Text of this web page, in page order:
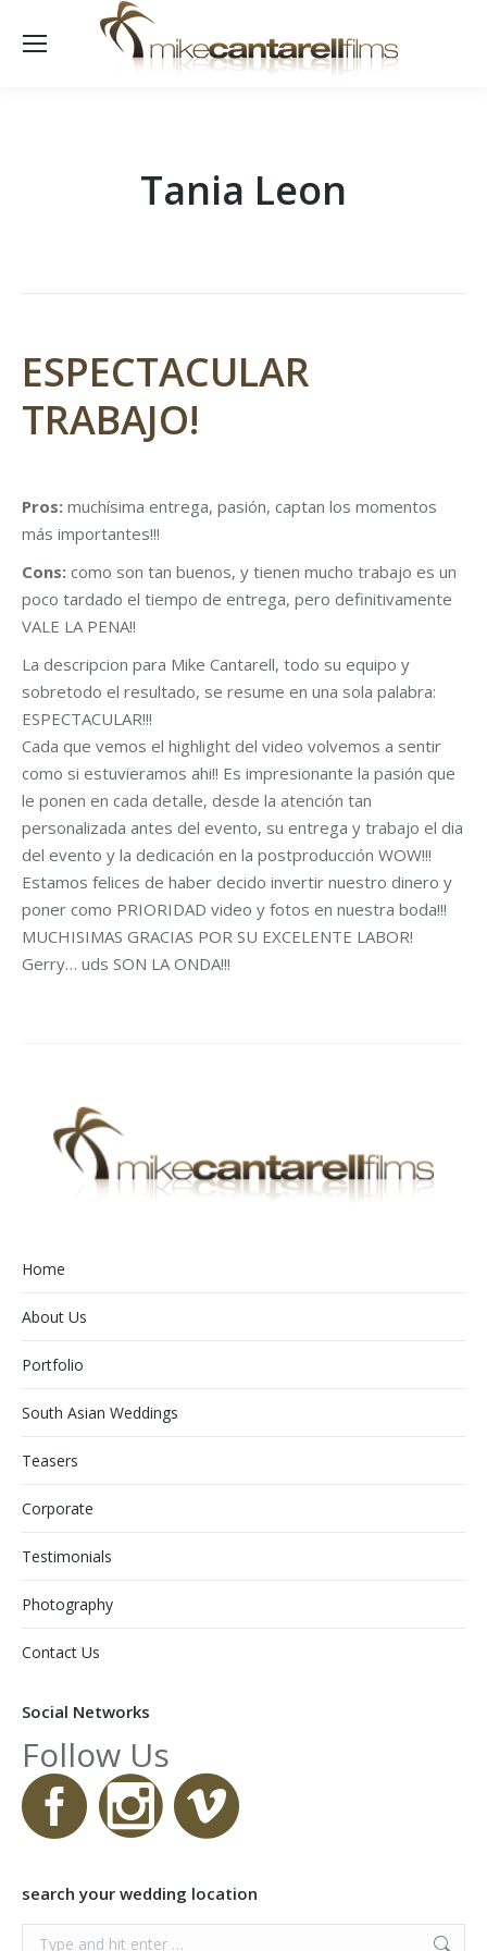
Tania Leon
ESPECTACULAR
TRABAJO!
Pros: muchísima entrega, pasión, captan los momentos
más importantes!!!
Cons: como son tan buenos, y tienen mucho trabajo es un
poco tardado el tiempo de entrega, pero definitivamente
VALE LA PENA!!
La descripcion para Mike Cantarell, todo su equipo y
sobretodo el resultado, se resume en una sola palabra:
ESPECTACULAR!!!
Cada que vemos el highlight del video volvemos a sentir
como si estuvieramos ahi!! Es impresionante la pasión que
le ponen en cada detalle, desde la atención tan
personalizada antes del evento, su entrega y trabajo el dia
del evento y la dedicación en la postproducción WOW!!!
Estamos felices de haber decido invertir nuestro dinero y
poner como PRIORIDAD video y fotos en nuestra boda!!!
MUCHISIMAS GRACIAS POR SU EXCELENTE LABOR!
Gerry… uds SON LA ONDA!!!
Home
About Us
Portfolio
South Asian Weddings
Teasers
Corporate
Testimonials
Photography
Contact Us
Social Networks
Follow Us
search your wedding location
Search: